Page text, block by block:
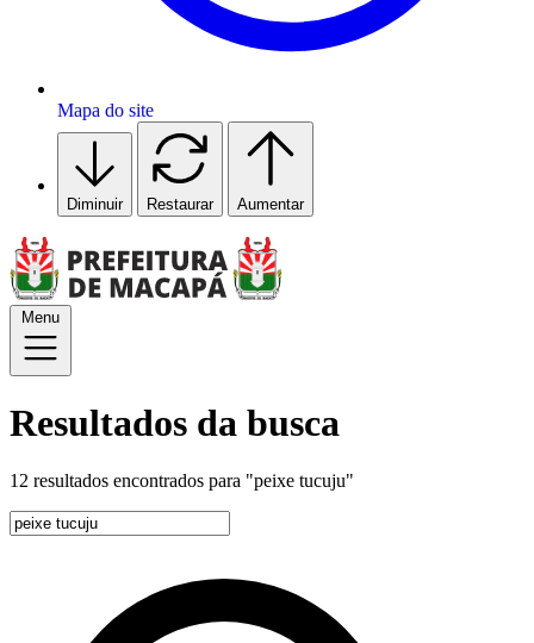
Mapa do site
Diminuir Restaurar Aumentar
Menu
Resultados da busca
12 resultados encontrados para "peixe tucuju"